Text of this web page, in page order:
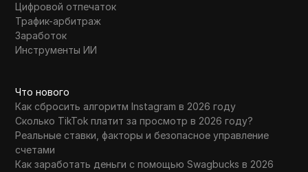
Цифровой отпечаток
Трафик-арбитраж
Заработок
Инструменты ИИ
Что нового
Как сбросить алгоритм Instagram в 2026 году
Сколько TikTok платит за просмотр в 2026 году?
Реальные ставки, факторы и безопасное управление
счетами
Как заработать деньги с помощью Swagbucks в 2026